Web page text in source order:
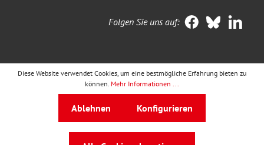
Folgen Sie uns auf:
Diese Website verwendet Cookies, um eine bestmögliche Erfahrung bieten zu
können. Mehr Informationen ...
Ablehnen Konfigurieren